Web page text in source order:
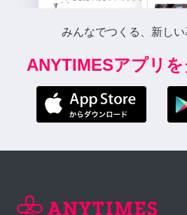
みんなでつくる、新しい
ANYTIMESアプリ